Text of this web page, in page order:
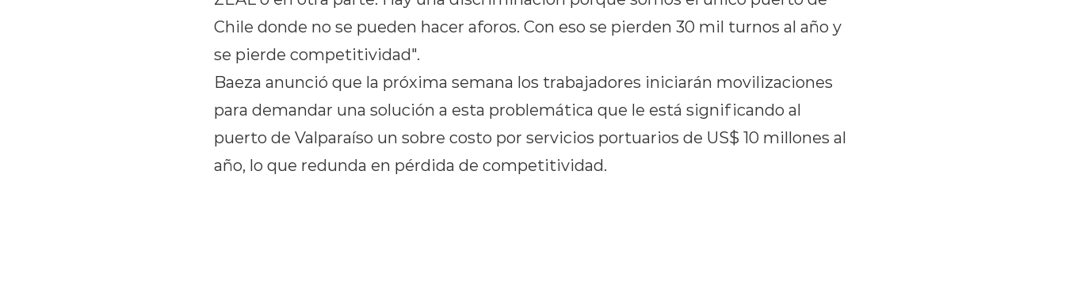
Chile donde no se pueden hacer aforos. Con eso se pierden 30 mil turnos al año y
se pierde competitividad".
Baeza anunció que la próxima semana los trabajadores iniciarán movilizaciones
para demandar una solución a esta problemática que le está significando al
puerto de Valparaíso un sobre costo por servicios portuarios de US$ 10 millones al
año, lo que redunda en pérdida de competitividad.